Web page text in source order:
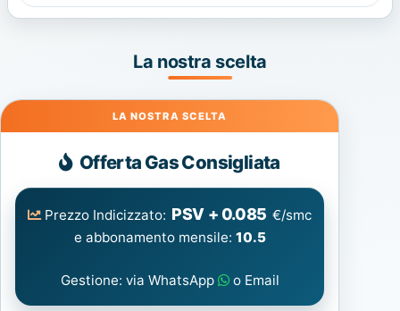
La nostra scelta
Gas
Offerta Gas Consigliata
Prezzo Indicizzato: PSV + 0.085 €/smc
e abbonamento mensile: 10.5
Gestione: via WhatsApp o Email